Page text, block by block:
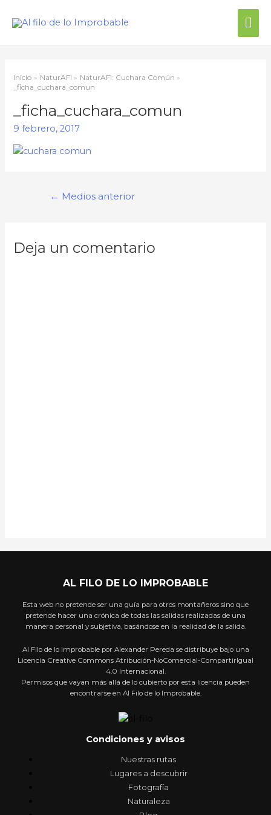
Inicio NaturAFI
NaturAFI: Cuchara Común
_ficha_cuchara_comun
_ficha_cuchara_comun
9 febrero, 2017
← Medios anterior
Deja un comentario
AL FILO DE LO IMPROBABLE
Esta web no pretende ser una guía para otros montañeros sino que
pretende hacer una crónica de todas las salidas realizadas de una
manera personal y subjetiva, basándose en la realidad de la salida.
Al Filo de lo Improbable por Alexander Pereda se distribuye bajo una
Licencia Creative Commons Atribución-NoComercial-CompartirIgual
4.0 Internacional.
Permisos que vayan más allá de lo cubierto por esta licencia pueden
encontrarse en Al Filo de lo Improbable.
Condiciones y avisos
Nuestras rutas
Lugares a descubrir
Fotografía
Naturaleza